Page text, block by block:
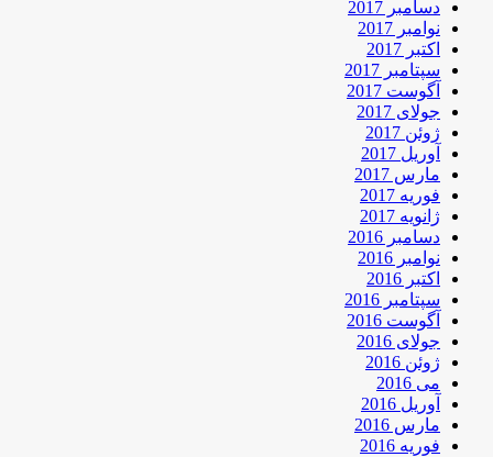
دسامبر 2017
نوامبر 2017
اکتبر 2017
سپتامبر 2017
آگوست 2017
جولای 2017
ژوئن 2017
آوریل 2017
مارس 2017
فوریه 2017
ژانویه 2017
دسامبر 2016
نوامبر 2016
اکتبر 2016
سپتامبر 2016
آگوست 2016
جولای 2016
ژوئن 2016
می 2016
آوریل 2016
مارس 2016
فوریه 2016